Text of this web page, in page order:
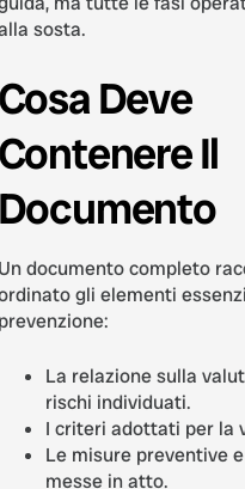
sosta.
Cosa Deve
Contenere Il
Documento
Un documento completo
gli elementi
prevenzione:
La relazione sulla
rischi individuati.
I criteri adottati per la
Le misure preventive
messe in atto.